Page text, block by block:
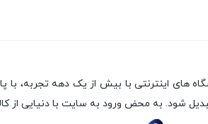
تبدیل شود. به محض ورود به سایت با دنیایی از